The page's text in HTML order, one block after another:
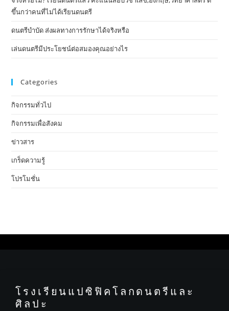
ขึ้นกว่าคนที่ไม่ได้เรียนดนตรี
ดนตรีบำบัด ส่งผลทางการรักษาได้จริงหรือ
เล่นดนตรีมีประโยชน์ต่อสมองคุณอย่างไร
Categories
กิจกรรมทั่วไป
กิจกรรมเพื่อสังคม
ข่าวสาร
เกร็ดความรู้
โปรโมชั่น
โรงเรียนแปซิฟิคโลกดนตรีและ
ศิลปะ